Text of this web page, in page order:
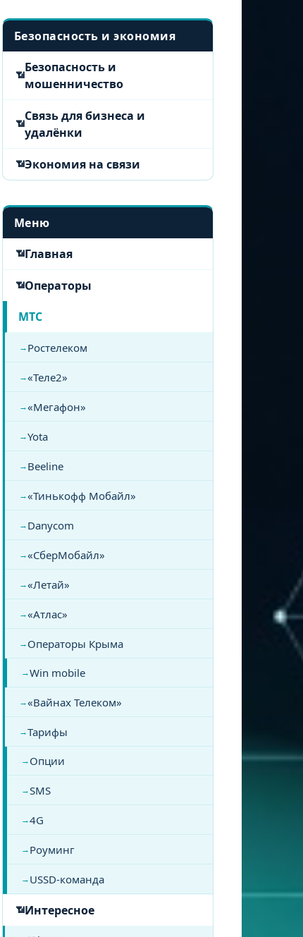
Безопасность и экономия
Безопасность и
мошенничество
Связь для бизнеса и
удалёнки
Экономия на связи
Меню
Главная
Операторы
МТС
Ростелеком
«Теле2»
«Мегафон»
Yota
Beeline
«Тинькофф Мобайл»
Danycom
«СберМобайл»
«Летай»
«Атлас»
Операторы Крыма
Win mobile
«Вайнах Телеком»
Тарифы
Опции
SMS
4G
Роуминг
USSD-команда
Интересное